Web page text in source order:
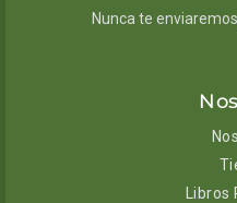
Nunca te